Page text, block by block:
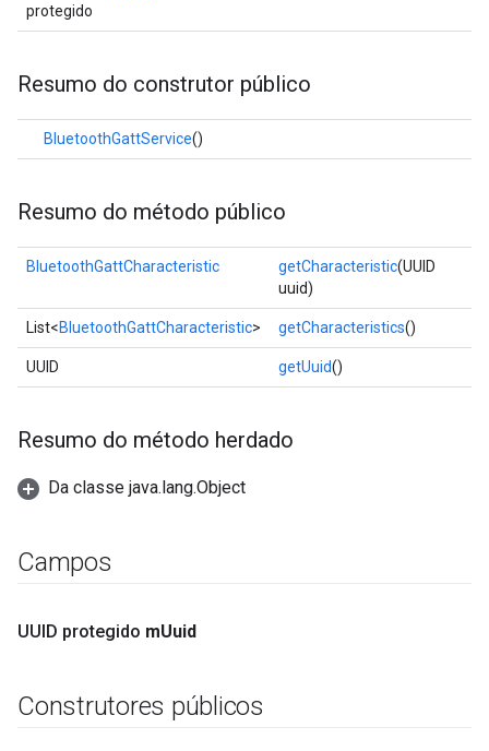
protegido
Resumo do construtor público
BluetoothGattService()
Resumo do método público
BluetoothGattCharacteristic getCharacteristic(UUID
uuid)
List<BluetoothGattCharacteristic> getCharacteristics()
UUID getUuid()
Resumo do método herdado
Da classe java.lang.Object
Campos
UUID protegido mUuid
Construtores públicos